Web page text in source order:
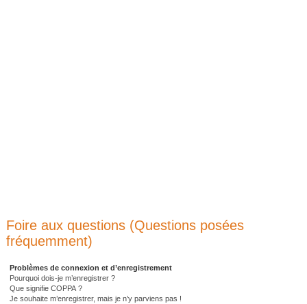
Foire aux questions (Questions posées
fréquemment)
Problèmes de connexion et d’enregistrement
Pourquoi dois-je m’enregistrer ?
Que signifie COPPA ?
Je souhaite m’enregistrer, mais je n’y parviens pas !